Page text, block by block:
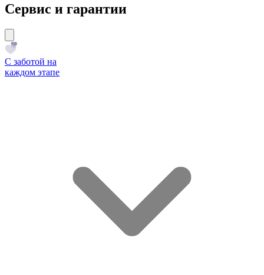
Сервис и гарантии
С заботой на
каждом этапе